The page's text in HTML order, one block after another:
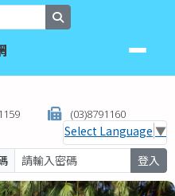
球資訊網
(03)8791160
Select Language ▼
登入